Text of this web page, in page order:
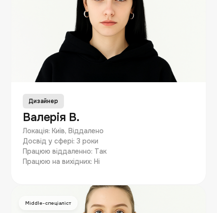
Дизайнер
Валерія В.
Локація: Київ, Віддалено
Досвід у сфері: 3 роки
Працюю віддаленно: Так
Працюю на вихідних: Ні
Middle-спеціаліст